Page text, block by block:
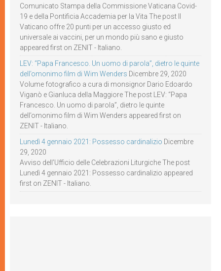
Comunicato Stampa della Commissione Vaticana Covid-
19 e della Pontificia Accademia per la Vita The post Il
Vaticano offre 20 punti per un accesso giusto ed
universale ai vaccini, per un mondo più sano e giusto
appeared first on ZENIT - Italiano.
LEV: “Papa Francesco. Un uomo di parola”, dietro le quinte
dell’omonimo film di Wim Wenders Dicembre 29, 2020
Volume fotografico a cura di monsignor Dario Edoardo
Viganò e Gianluca della Maggiore The post LEV: “Papa
Francesco. Un uomo di parola”, dietro le quinte
dell’omonimo film di Wim Wenders appeared first on
ZENIT - Italiano.
Lunedì 4 gennaio 2021: Possesso cardinalizio Dicembre
29, 2020
Avviso dell’Ufficio delle Celebrazioni Liturgiche The post
Lunedì 4 gennaio 2021: Possesso cardinalizio appeared
first on ZENIT - Italiano.